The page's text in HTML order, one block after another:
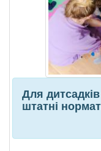
Для
штатні